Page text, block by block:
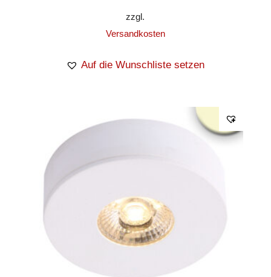
zzgl.
Versandkosten
Auf die Wunschliste setzen